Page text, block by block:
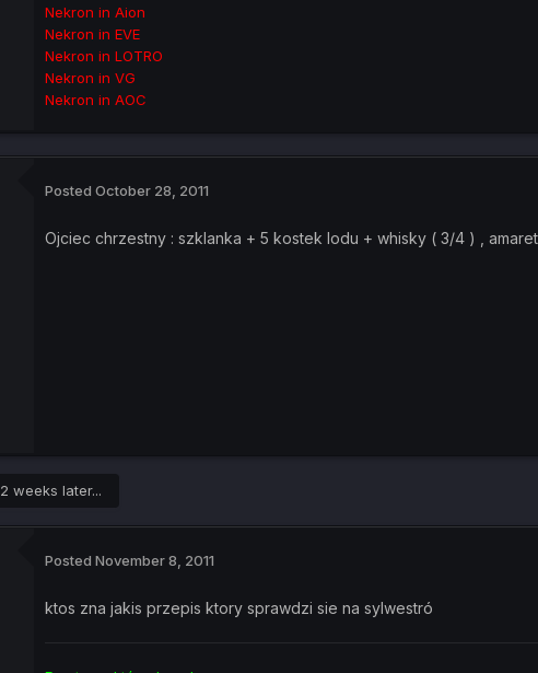
Nekron in Aion
Nekron in EVE
Nekron in LOTRO
Nekron in VG
Nekron in AOC
Posted October 28, 2011
Ojciec chrzestny : szklanka + 5 kostek lodu + whisky ( 3/4 ) ,
2 weeks later...
Posted November 8, 2011
ktos zna jakis przepis ktory sprawdzi sie na sylwestró